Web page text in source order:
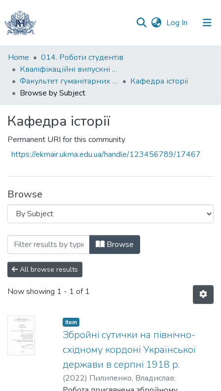
Log In (current)
Communities
&
Collections
All of DSpace
Home
014. Роботи студентів
Кваліфікаційні випускні роботи здобувачів вищої освіти бакалаврських програм
Факультет гуманітарних наук
Кафедра історії
Browse by Subject
Кафедра історії
Permanent URI for this community
https://ekmair.ukma.edu.ua/handle/123456789/17467
Browse
Browsing Кафедра історії by Subject
Browse
All browse results
Now showing 1 - 1 of 1
Item
Збройні сутички на північно-
східному кордоні Української
держави в серпні 1918 р.
(2022) Пилипенко, Владислав;